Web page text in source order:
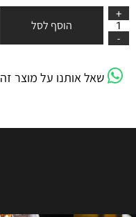
הוסף לסל
שאל אותנו על מוצר זה